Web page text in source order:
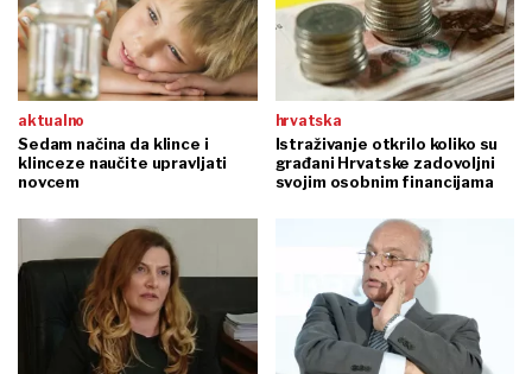
aktualno
Sedam načina da klince i
klinceze naučite upravljati
novcem
hrvatska
Istraživanje otkrilo koliko su
građani Hrvatske zadovoljni
svojim osobnim financijama